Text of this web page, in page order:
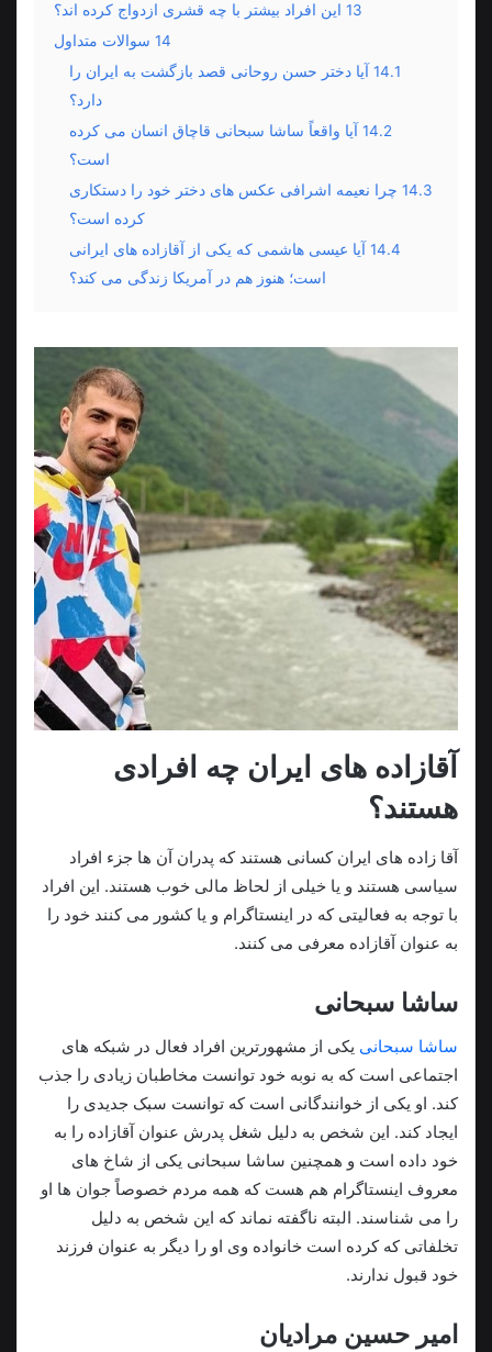
13 این افراد بیشتر با چه قشری ازدواج کرده اند؟
14 سوالات متداول
14.1 آیا دختر حسن روحانی قصد بازگشت به ایران را
دارد؟
14.2 آیا واقعاً ساشا سبحانی قاچاق انسان می کرده
است؟
14.3 چرا نعیمه اشرافی عکس های دختر خود را دستکاری
کرده است؟
14.4 آیا عیسی هاشمی که یکی از آقازاده های ایرانی
است؛ هنوز هم در آمریکا زندگی می کند؟
آقازاده های ایران چه افرادی
هستند؟
آقا زاده های ایران کسانی هستند که پدران آن ها جزء افراد
سیاسی هستند و یا خیلی از لحاظ مالی خوب هستند. این افراد
با توجه به فعالیتی که در اینستاگرام و یا کشور می کنند خود را
به عنوان آقازاده معرفی می کنند.
ساشا سبحانی
ساشا سبحانی یکی از مشهورترین افراد فعال در شبکه های
اجتماعی است که به نوبه خود توانست مخاطبان زیادی را جذب
کند. او یکی از خوانندگانی است که توانست سبک جدیدی را
ایجاد کند. این شخص به دلیل شغل پدرش عنوان آقازاده را به
خود داده است و همچنین ساشا سبحانی یکی از شاخ های
معروف اینستاگرام هم هست که همه مردم خصوصاً جوان ها او
را می شناسند. البته ناگفته نماند که این شخص به دلیل
تخلفاتی که کرده است خانواده وی او را دیگر به عنوان فرزند
خود قبول ندارند.
امیر حسین مرادیان